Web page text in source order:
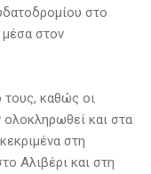
στο
στον
τους, καθώς οι
ολοκληρωθεί και στα
στη
Αλιβέρι και στη